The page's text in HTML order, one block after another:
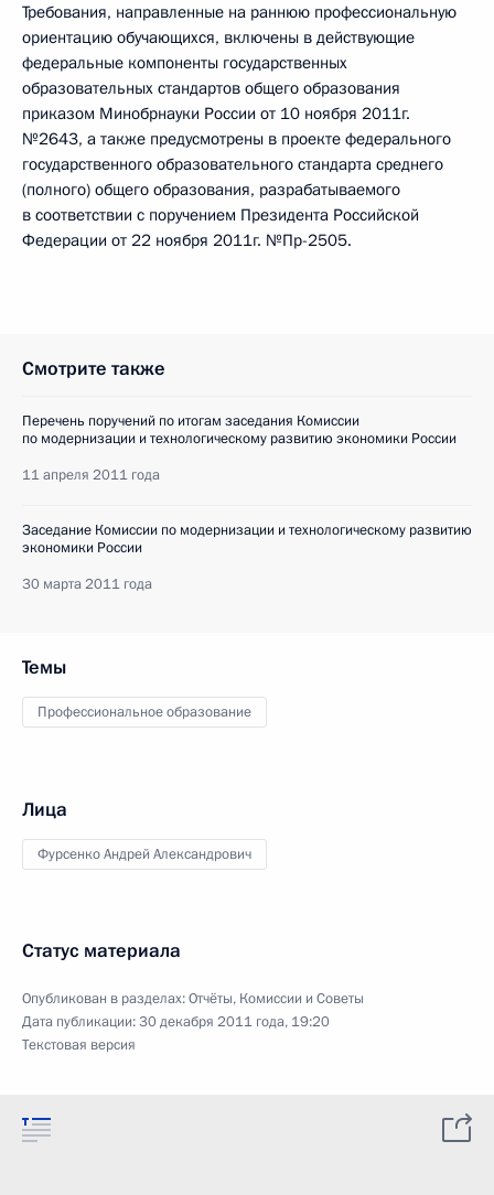
Требования, направленные на раннюю профессиональную
ориентацию обучающихся, включены в действующие
федеральные компоненты государственных
образовательных стандартов общего образования
приказом Минобрнауки России от 10 ноября 2011г.
№2643, а также предусмотрены в проекте федерального
государственного образовательного стандарта среднего
(полного) общего образования, разрабатываемого
в соответствии с поручением Президента Российской
Федерации от 22 ноября 2011г. №Пр-2505.
Смотрите также
Перечень поручений по итогам заседания Комиссии
по модернизации и технологическому развитию экономики России
11 апреля 2011 года
Заседание Комиссии по модернизации и технологическому развитию
экономики России
30 марта 2011 года
Темы
Профессиональное образование
Лица
Фурсенко Андрей Александрович
Статус материала
Опубликован в разделах:Отчёты, Комиссии и Советы
Дата публикации:30 декабря 2011 года, 19:20
Текстовая версия